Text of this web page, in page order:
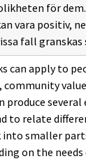
för
vara positiv,
fall
can apply to
to relate
into smaller
on the